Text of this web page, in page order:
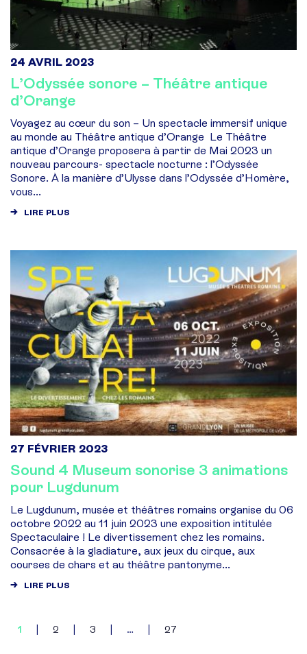
24 AVRIL 2023
L’Odyssée sonore – Théâtre antique
d’Orange
Voyagez au cœur du son – Un spectacle immersif unique
au monde au Théâtre antique d’Orange Le Théâtre
antique d’Orange proposera à partir de Mai 2023 un
nouveau parcours- spectacle nocturne : l’Odyssée
Sonore. À la manière d’Ulysse dans l’Odyssée d’Homère,
vous...
LIRE PLUS
27 FÉVRIER 2023
Sound 4 Museum sonorise 3 animations
pour Lugdunum
Le Lugdunum, musée et théâtres romains organise du 06
octobre 2022 au 11 juin 2023 une exposition intitulée
Spectaculaire ! Le divertissement chez les romains.
Consacrée à la gladiature, aux jeux du cirque, aux
courses de chars et au théâtre pantonyme...
LIRE PLUS
1 2 3 … 27